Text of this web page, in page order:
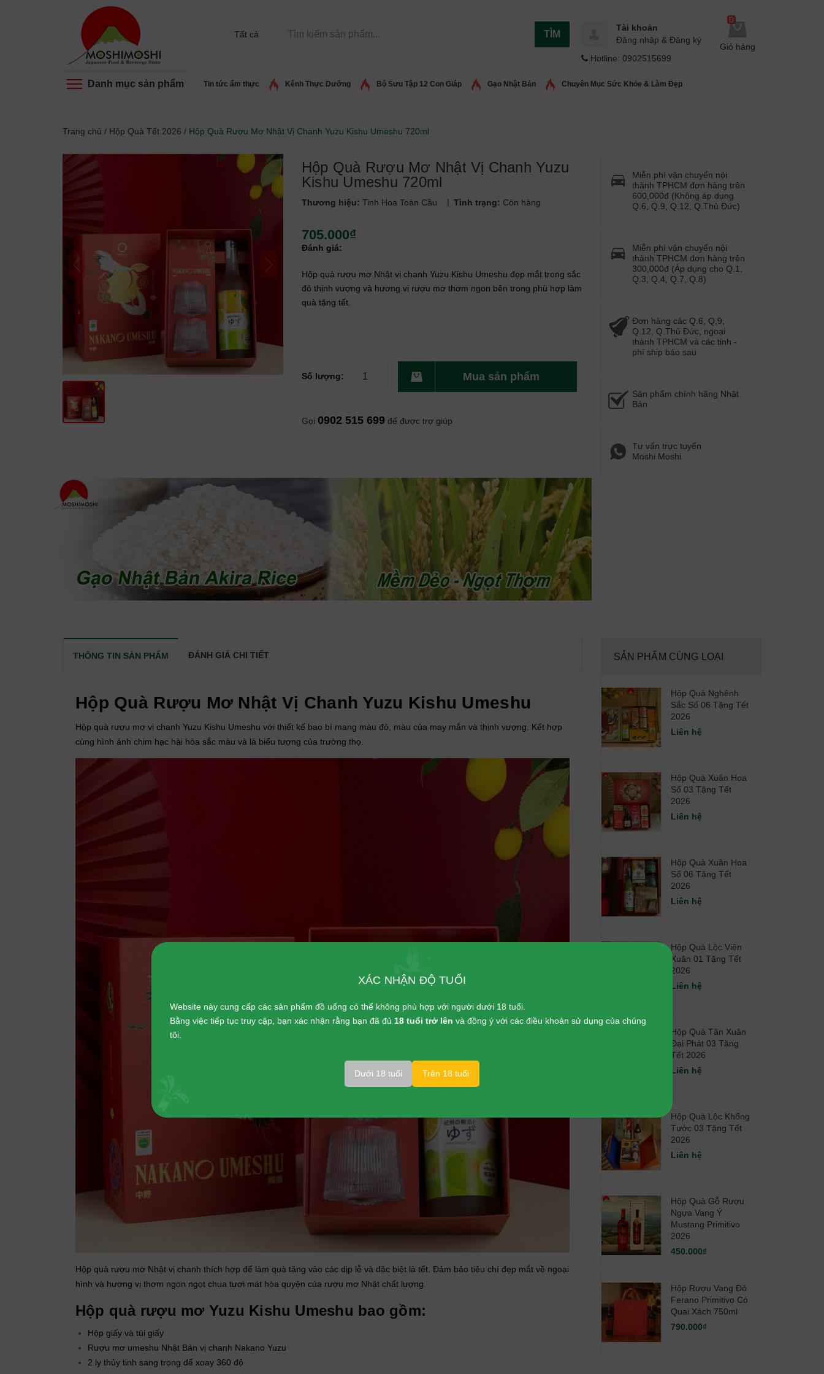
Tất cả TÌM
0
Giỏ hàng
Tài khoản
Đăng nhập & Đăng ký
Hotline: 0902515699
Danh mục sản phẩm Tin tức ẩm thực Kênh Thực Dưỡng Bộ Sưu Tập 12 Con Giáp Gạo Nhật Bản Chuyên Mục Sức Khỏe & Làm Đẹp
Trang chủ / Hộp Quà Tết 2026 / Hộp Quà Rượu Mơ Nhật Vị Chanh Yuzu Kishu Umeshu 720ml
Hộp Quà Rượu Mơ Nhật Vị Chanh Yuzu
Kishu Umeshu 720ml
Thương hiệu: Tinh Hoa Toàn Cầu | Tình trạng: Còn hàng
705.000₫
Đánh giá:
Hộp quà rượu mơ Nhật vị chanh Yuzu Kishu Umeshu đẹp mắt trong sắc
đỏ thịnh vượng và hương vị rượu mơ thơm ngon bên trong phù hợp làm
quà tặng tết.
Số lượng: Mua sản phẩm
Gọi 0902 515 699 để được trợ giúp
Miễn phí vận chuyển nội
thành TPHCM đơn hàng trên
600,000đ (Không áp dụng
Q.6, Q.9, Q.12, Q.Thủ Đức)
Miễn phí vận chuyển nội
thành TPHCM đơn hàng trên
300,000đ (Áp dụng cho Q.1,
Q.3, Q.4, Q.7, Q.8)
Đơn hàng các Q.6, Q,9,
Q.12, Q.Thủ Đức, ngoại
thành TPHCM và các tỉnh -
phí ship báo sau
Sản phẩm chính hãng Nhật
Bản
Tư vấn trực tuyến
Moshi Moshi
THÔNG TIN SẢN PHẨM ĐÁNH GIÁ CHI TIẾT
Hộp Quà Rượu Mơ Nhật Vị Chanh Yuzu Kishu Umeshu
Hộp quà rượu mơ vị chanh Yuzu Kishu Umeshu với thiết kế bao bì mang màu đỏ, màu của may mắn và thịnh vượng. Kết hợp
cùng hình ảnh chim hạc hài hòa sắc màu và là biểu tượng của trường thọ.
Hộp quà rượu mơ Nhật vị chanh thích hợp để làm quà tặng vào các dịp lễ và đặc biệt là tết. Đảm bảo tiêu chí đẹp mắt về ngoại
hình và hương vị thơm ngon ngọt chua tươi mát hòa quyện của rượu mơ Nhật chất lượng.
Hộp quà rượu mơ Yuzu Kishu Umeshu bao gồm:
Hộp giấy và túi giấy
Rượu mơ umeshu Nhật Bản vị chanh Nakano Yuzu
2 ly thủy tinh sang trọng đế xoay 360 độ
SẢN PHẨM CÙNG LOẠI
Hộp Quà Nghênh
Sắc Số 06 Tặng Tết
2026
Liên hệ
Hộp Quà Xuân Hoa
Số 03 Tặng Tết
2026
Liên hệ
Hộp Quà Xuân Hoa
Số 06 Tặng Tết
2026
Liên hệ
Hộp Quà Lộc Viên
Xuân 01 Tặng Tết
2026
Liên hệ
Hộp Quà Tân Xuân
Đại Phát 03 Tặng
Tết 2026
Liên hệ
Hộp Quà Lộc Khổng
Tước 03 Tặng Tết
2026
Liên hệ
Hộp Quà Gỗ Rượu
Ngựa Vang Ý
Mustang Primitivo
2026
450.000₫
Hộp Rượu Vang Đỏ
Ferano Primitivo Có
Quai Xách 750ml
790.000₫
XÁC NHẬN ĐỘ TUỔI
Website này cung cấp các sản phẩm đồ uống có thể không phù hợp với người dưới 18 tuổi.
Bằng việc tiếp tục truy cập, bạn xác nhận rằng bạn đã đủ 18 tuổi trở lên và đồng ý với các điều khoản sử dụng của chúng
tôi.
Dưới 18 tuổi Trên 18 tuổi